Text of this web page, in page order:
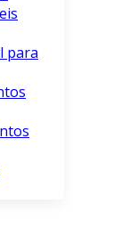
para